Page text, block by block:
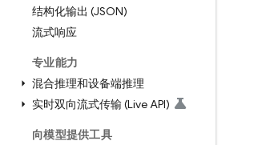
结构化输出 (JSON)
流式响应
专业能力
混合推理和设备端推理
实时双向流式传输 (Live API)
向模型提供工具